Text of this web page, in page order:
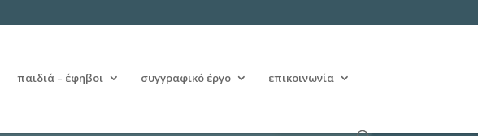
παιδιά – έφηβοι συγγραφικό έργο επικοινωνία